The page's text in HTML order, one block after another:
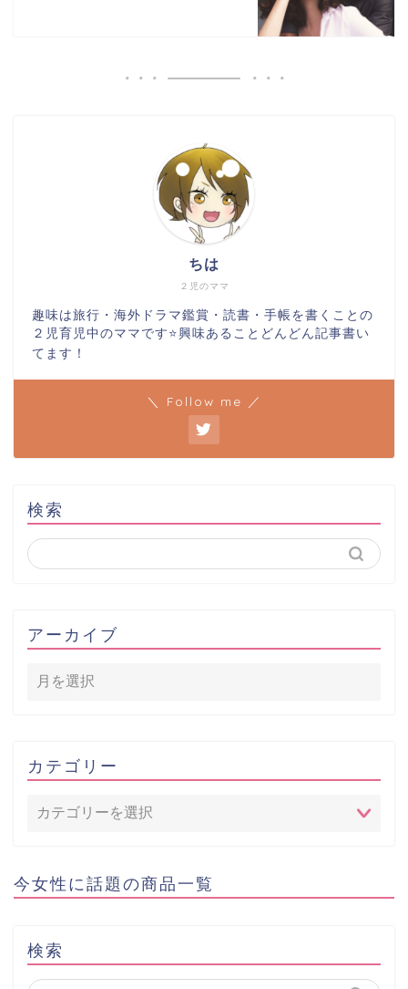
２児のママ
ちは
趣味は旅行・海外ドラマ鑑賞・読書・手帳を書くことの
２児育児中のママです⭐️興味あることどんどん記事書い
てます！
＼ Follow me ／
検索
アーカイブ
カテゴリー
今女性に話題の商品一覧
検索